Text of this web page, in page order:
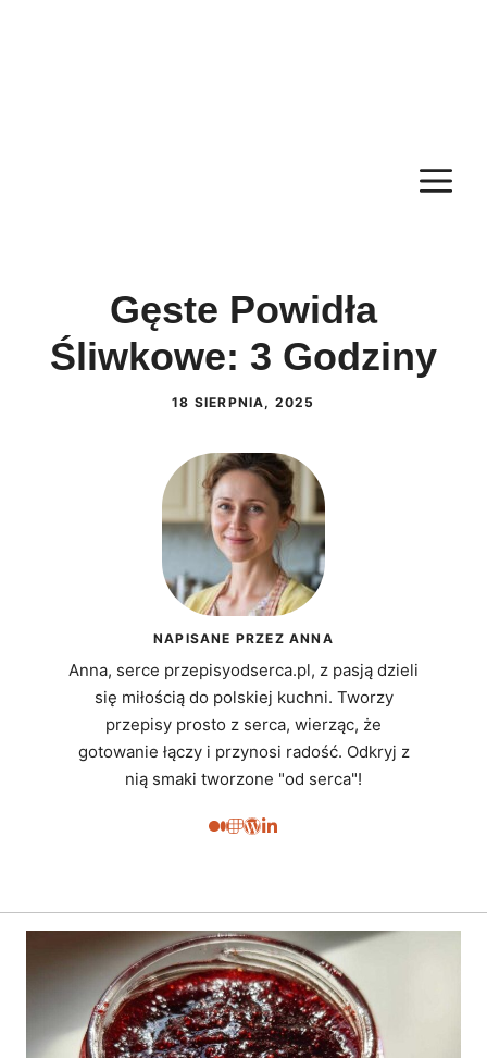
Gęste Powidła
Śliwkowe: 3 Godziny
18 SIERPNIA, 2025
NAPISANE PRZEZ ANNA
Anna, serce przepisyodserca.pl, z pasją dzieli
się miłością do polskiej kuchni. Tworzy
przepisy prosto z serca, wierząc, że
gotowanie łączy i przynosi radość. Odkryj z
nią smaki tworzone "od serca"!